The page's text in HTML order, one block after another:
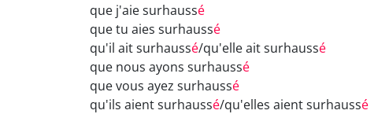
que j'aie surhaussé
que tu aies surhaussé
qu'il ait surhaussé/qu'elle ait surhaussé
que nous ayons surhaussé
que vous ayez surhaussé
qu'ils aient surhaussé/qu'elles aient surhaussé